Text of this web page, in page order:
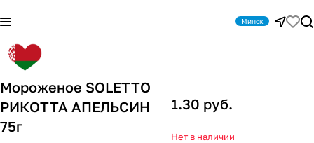
Минск
Мороженое SOLETTO
РИКОТТА АПЕЛЬСИН
75г
1.30 руб.
Нет в наличии